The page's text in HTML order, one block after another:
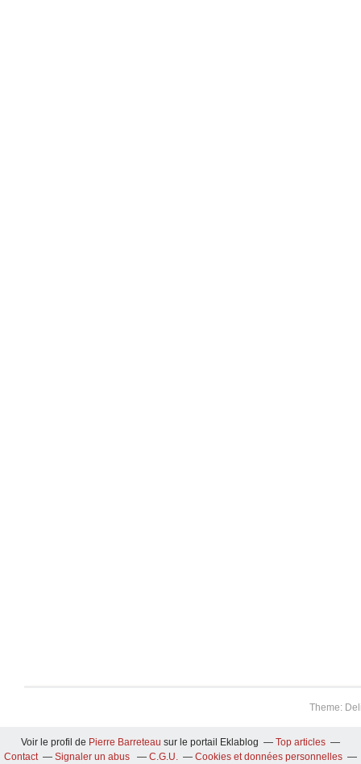
Theme:
Voir le profil de Pierre Barreteau sur le portail Eklablog
Top articles
Contact
Signaler un abus C.G.U.
Cookies et données personnelles